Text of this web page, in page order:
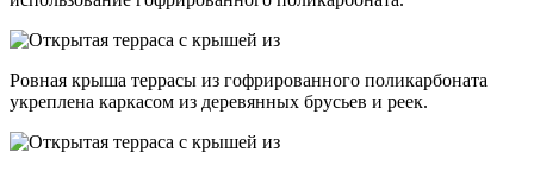
Ровная крыша террасы из гофрированного поликарбоната
укреплена каркасом из деревянных брусьев и реек.